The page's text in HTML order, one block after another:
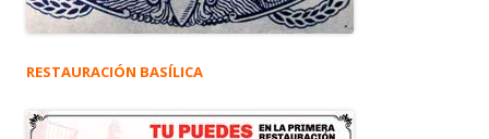
RESTAURACIÓN BASÍLICA